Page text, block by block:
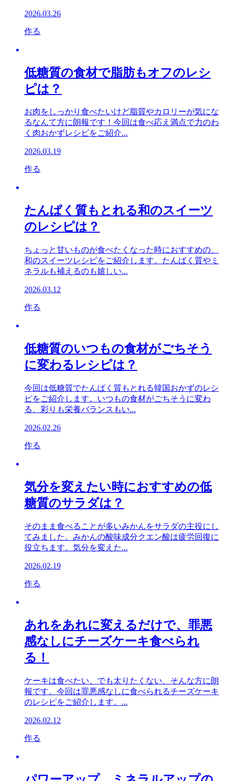
2026.03.26
作る
低糖質の食材で脂肪もオフのレシ
ピは？
お肉をしっかり食べたいけど脂質やカロリーが気にな
るなんて方に朗報です！今回は食べ応え満点で力のわ
く肉おかずレシピをご紹介...
2026.03.19
作る
たんぱく質もとれる和のスイーツ
のレシピは？
ちょっと甘いものが食べたくなった時におすすめの、
和のスイーツレシピをご紹介します。たんぱく質やミ
ネラルも補えるのも嬉しい...
2026.03.12
作る
低糖質のいつもの食材がごちそう
に変わるレシピは？
今回は低糖質でたんぱく質もとれる韓国おかずのレシ
ピをご紹介します。いつもの食材がごちそうに変わ
る、彩りも栄養バランスもい...
2026.02.26
作る
気分を変えたい時におすすめの低
糖質のサラダは？
そのまま食べることが多いみかんをサラダの主役にし
てみました。みかんの酸味成分クエン酸は疲労回復に
役立ちます。気分を変えた...
2026.02.19
作る
あれをあれに変えるだけで、罪悪
感なしにチーズケーキ食べられ
る！
ケーキは食べたい、でも太りたくない、そんな方に朗
報です。今回は罪悪感なしに食べられるチーズケーキ
のレシピをご紹介します。...
2026.02.12
作る